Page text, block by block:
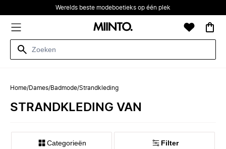
Werelds beste modeboetieks op één plek
Home/Dames/Badmode/Strandkleding
STRANDKLEDING VAN
Categorieën Filter